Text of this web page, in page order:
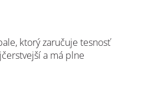
ktorý zaručuje tesnosť
a má plne